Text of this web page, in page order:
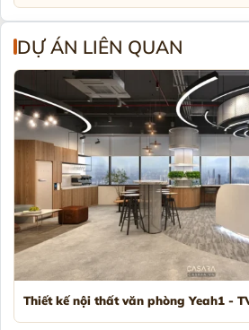
DỰ ÁN LIÊN QUAN
Thiết kế nội thất văn phòng Yeah1 -